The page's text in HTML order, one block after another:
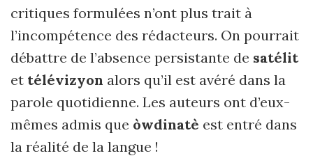
critiques formulées n’ont plus trait à
l’incompétence des rédacteurs. On pourrait
débattre de l’absence persistante de satélit
et télévizyon alors qu’il est avéré dans la
parole quotidienne. Les auteurs ont d’eux-
mêmes admis que òwdinatè est entré dans
la réalité de la langue !